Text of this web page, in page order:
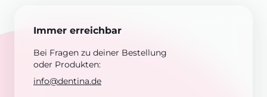
Immer erreichbar
Bei Fragen zu deiner Bestellung
oder Produkten:
info@dentina.de